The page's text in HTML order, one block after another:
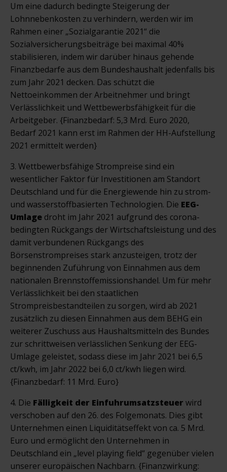
Um eine dadurch bedingte Steigerung der
Lohnnebenkosten zu verhindern, werden wir im
Rahmen einer „Sozialgarantie 2021“ die
Sozialversicherungsbeiträge bei maximal 40%
stabilisieren, indem wir darüber hinaus gehende
Finanzbedarfe aus dem Bundeshaushalt jedenfalls bis
zum Jahr 2021 decken. Das schützt die
Nettoeinkommen der Arbeitnehmer und bringt
Verlässlichkeit und Wettbewerbsfähigkeit für die
Arbeitgeber. {Finanzbedarf: 5,3 Mrd. Euro 2020,
Bedarf 2021 kann erst im Rahmen der HH-Aufstellung
2021 ermittelt werden}
3. Wettbewerbsfähige Strompreise sind ein
wesentlicher Faktor für Investitionen am Standort
Deutschland und für die Energiewende hin zu strom-
und wasserstoffbasierten Technologien. Die EEG-
Umlage droht im Jahr 2021 aufgrund des corona-
bedingten Rückgangs der Wirtschaftsleistung und des
damit verbundenen Rückgangs des
Börsenstrompreises stark anzusteigen, trotz der
beginnenden Zuführung von Einnahmen aus dem
nationalen Brennstoffemissionshandel. Um für mehr
Verlässlichkeit bei den staatlichen
Strompreisbestandteilen zu sorgen, wird ab 2021
zusätzlich zu diesen Einnahmen aus dem BEHG ein
weiterer Zuschuss aus Haushaltsmitteln des Bundes
zur schrittweisen verlässlichen Senkung der EEG-
Umlage geleistet, sodass diese im Jahr 2021 bei 6,5
ct/kwh, im Jahr 2022 bei 6,0 ct/kwh liegen wird.
{Finanzbedarf: 11 Mrd. Euro}
4. Die Fälligkeit der Einfuhrumsatzsteuer wird
verschoben auf den 26. des Folgemonats. Dies gibt
Unternehmen einen Liquiditätseffekt von ca. 5 Mrd.
Euro und ermöglicht den Unternehmen in
Deutschland ein „level playing field“ gegenüber vielen
unserer europäischen Nachbarn. {Finanzwirkung: